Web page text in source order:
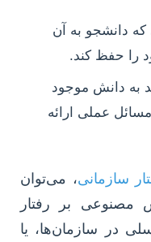
دانشجو به آن
را حفظ کند.
به دانش موجود
عملی ارائه
سازمانی، می‌توان
مصنوعی بر رفتار
در سازمان‌ها، یا